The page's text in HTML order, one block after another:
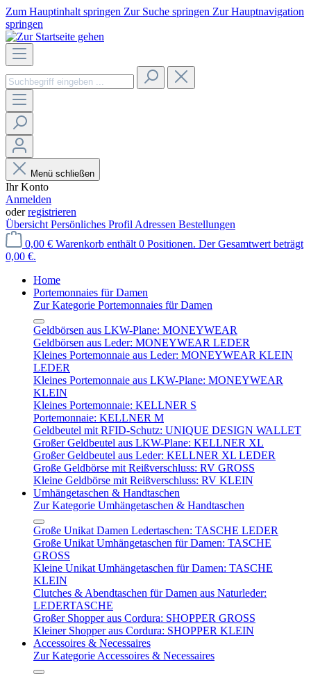
Zum Hauptinhalt springen Zur Suche springen Zur Hauptnavigation
springen
Menü schließen
Ihr Konto
Anmelden
oderregistrieren
Übersicht Persönliches Profil Adressen Bestellungen
0,00 € Warenkorb enthält 0 Positionen. Der Gesamtwert beträgt
0,00 €.
Home
Portemonnaies für Damen
Zur Kategorie Portemonnaies für Damen
Geldbörsen aus LKW-Plane: MONEYWEAR
Geldbörsen aus Leder: MONEYWEAR LEDER
Kleines Portemonnaie aus Leder: MONEYWEAR KLEIN
LEDER
Kleines Portemonnaie aus LKW-Plane: MONEYWEAR
KLEIN
Kleines Portemonnaie: KELLNER S
Portemonnaie: KELLNER M
Geldbeutel mit RFID-Schutz: UNIQUE DESIGN WALLET
Großer Geldbeutel aus LKW-Plane: KELLNER XL
Großer Geldbeutel aus Leder: KELLNER XL LEDER
Große Geldbörse mit Reißverschluss: RV GROSS
Kleine Geldbörse mit Reißverschluss: RV KLEIN
Umhängetaschen & Handtaschen
Zur Kategorie Umhängetaschen & Handtaschen
Große Unikat Damen Ledertaschen: TASCHE LEDER
Große Unikat Umhängetaschen für Damen: TASCHE
GROSS
Kleine Unikat Umhängetaschen für Damen: TASCHE
KLEIN
Clutches & Abendtaschen für Damen aus Naturleder:
LEDERTASCHE
Großer Shopper aus Cordura: SHOPPER GROSS
Kleiner Shopper aus Cordura: SHOPPER KLEIN
Accessoires & Necessaires
Zur Kategorie Accessoires & Necessaires